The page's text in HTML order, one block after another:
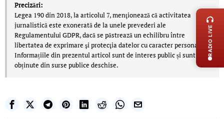
Precizări:
Legea 190 din 2018, la articolul 7, menţionează că activitatea
jurnalistică este exonerată de la unele prevederi ale
Regulamentului GDPR, dacă se păstrează un echilibru între
libertatea de exprimare şi protecţia datelor cu caracter personal.
Informațiile din prezentul articol sunt de interes public și sunt
obținute din surse publice deschise.
RADIO LIVE